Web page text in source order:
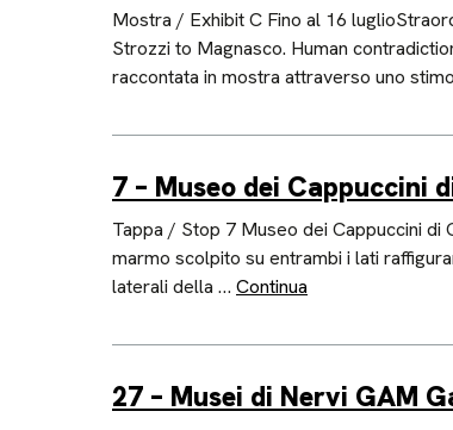
Mostra / Exhibit C Fino al 16
Strozzi to Magnasco. Human
raccontata in mostra attraverso uno
7 – Museo dei Cappuccini
Tappa / Stop 7 Museo dei Cappuccini
marmo scolpito su entrambi i lati
laterali della … Continua
27 – Musei di Nervi GAM